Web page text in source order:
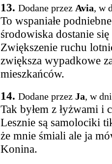
13. Dodane przez Avia, w
To wspaniałe
środowiska dostanie
Zwiększenie ruchu
zwiększa wypadkowe
mieszkańców.
14. Dodane przez Ja, w
Tak byłem z łyżwami i
Lesznie są samolociki
że mnie śmiali ale ja
Konina.